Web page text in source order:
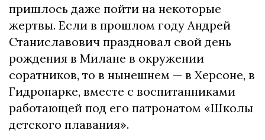
пришлось даже пойти на некоторые
жертвы. Если в прошлом году Андрей
Станиславович праздновал свой день
рождения в Милане в окружении
соратников, то в нынешнем — в Херсоне, в
Гидропарке, вместе с воспитанниками
работающей под его патронатом «Школы
детского плавания».